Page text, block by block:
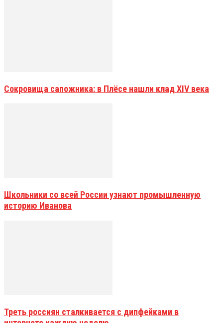
Сокровища сапожника: в Плёсе нашли клад XIV века
Школьники со всей России узнают промышленную
историю Иванова
Треть россиян сталкивается с дипфейками в